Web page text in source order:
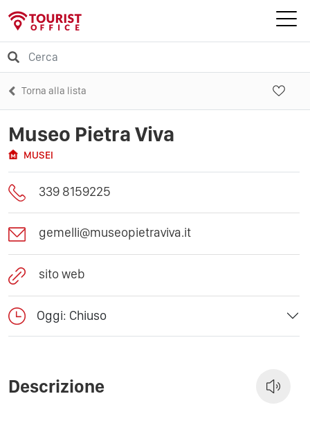
Torna alla lista
Museo Pietra Viva
MUSEI
339 8159225
gemelli@museopietraviva.it
sito web
Oggi: Chiuso
Descrizione